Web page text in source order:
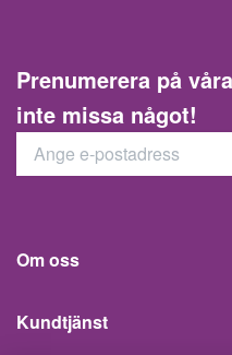
Prenumerera på
inte missa något!
Om oss
Kundtjänst